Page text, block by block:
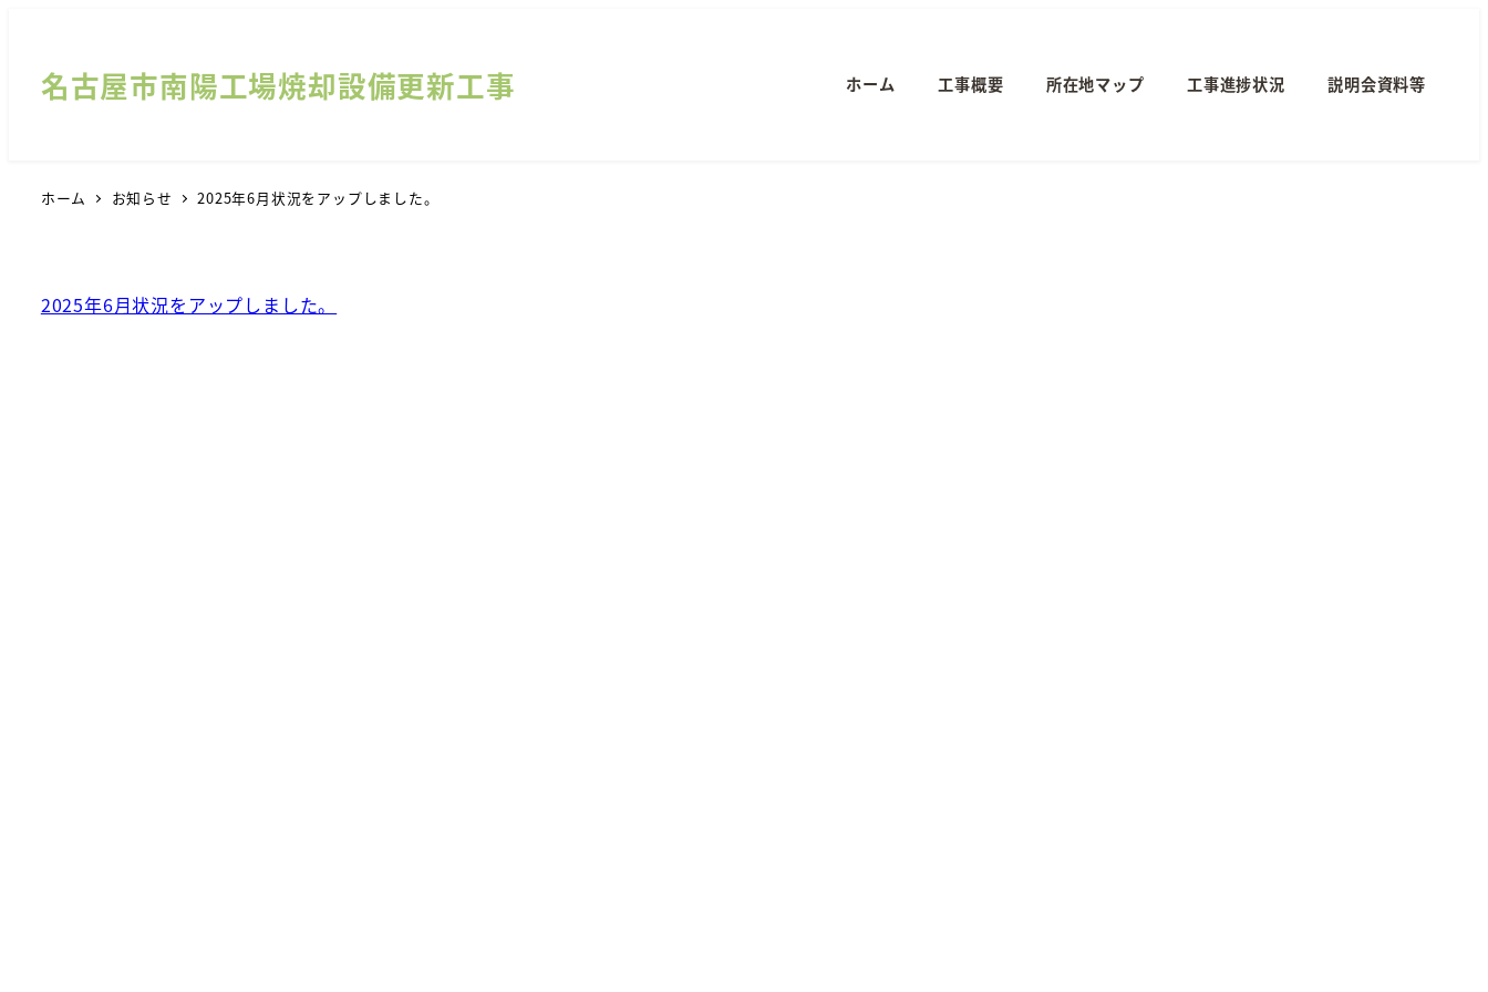
名古屋市南陽工場焼却設備更新工事 ホーム 工事概要 所在地マップ 工事進捗状況 説明会資料等
ホーム お知らせ 2025年6月状況をアップしました。
2025年6月状況をアップしました。